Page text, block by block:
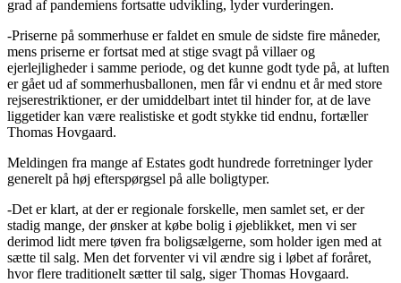
grad af pandemiens fortsatte udvikling, lyder vurderingen.
-Priserne på sommerhuse er faldet en smule de sidste fire måneder,
mens priserne er fortsat med at stige svagt på villaer og
ejerlejligheder i samme periode, og det kunne godt tyde på, at luften
er gået ud af sommerhusballonen, men får vi endnu et år med store
rejserestriktioner, er der umiddelbart intet til hinder for, at de lave
liggetider kan være realistiske et godt stykke tid endnu, fortæller
Thomas Hovgaard.
Meldingen fra mange af Estates godt hundrede forretninger lyder
generelt på høj efterspørgsel på alle boligtyper.
-Det er klart, at der er regionale forskelle, men samlet set, er der
stadig mange, der ønsker at købe bolig i øjeblikket, men vi ser
derimod lidt mere tøven fra boligsælgerne, som holder igen med at
sætte til salg. Men det forventer vi vil ændre sig i løbet af foråret,
hvor flere traditionelt sætter til salg, siger Thomas Hovgaard.